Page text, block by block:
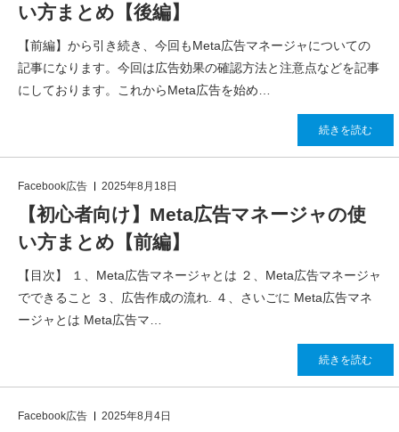
い方まとめ【後編】
【前編】から引き続き、今回もMeta広告マネージャについての
記事になります。今回は広告効果の確認方法と注意点などを記事
にしております。これからMeta広告を始め…
続きを読む
Facebook広告 2025年8月18日
【初心者向け】Meta広告マネージャの使
い方まとめ【前編】
【目次】 １、Meta広告マネージャとは ２、Meta広告マネージャ
でできること ３、広告作成の流れ. ４、さいごに Meta広告マネ
ージャとは Meta広告マ…
続きを読む
Facebook広告 2025年8月4日